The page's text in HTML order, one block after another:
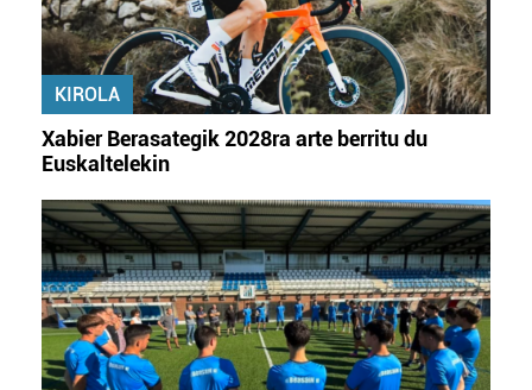
KIROLA
Xabier Berasategik 2028ra arte berritu du
Euskaltelekin